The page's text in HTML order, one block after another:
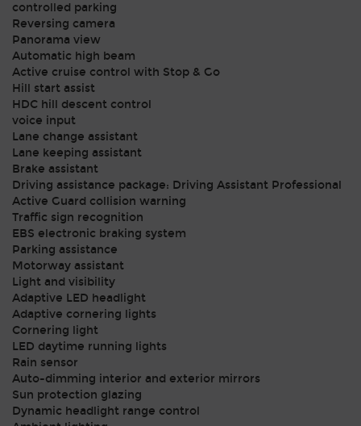
controlled parking
Reversing camera
Panorama view
Automatic high beam
Active cruise control with Stop & Go
Hill start assist
HDC hill descent control
voice input
Lane change assistant
Lane keeping assistant
Brake assistant
Driving assistance package: Driving Assistant Professional
Active Guard collision warning
Traffic sign recognition
EBS electronic braking system
Parking assistance
Motorway assistant
Light and visibility
Adaptive LED headlight
Adaptive cornering lights
Cornering light
LED daytime running lights
Rain sensor
Auto-dimming interior and exterior mirrors
Sun protection glazing
Dynamic headlight range control